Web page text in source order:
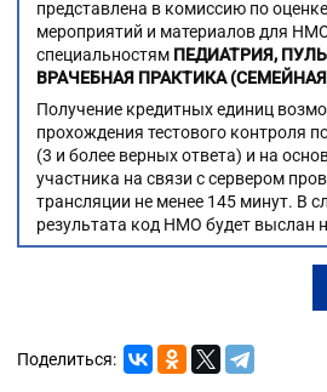
представлена в комиссию по
мероприятий и материалов для
специальностям ПЕДИАТРИЯ,
ВРАЧЕБНАЯ ПРАКТИКА
Получение кредитных единиц
прохождения тестового контроля
(3 и более верных ответа) и на
участника на связи с сервером
трансляции не менее 145 минут. В
результата код НМО будет выслан
Поделиться: